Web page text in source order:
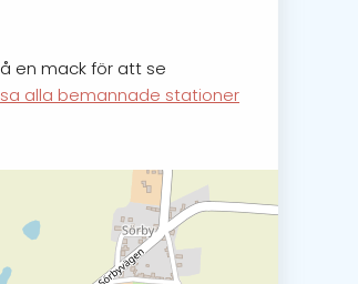
en mack för att se
alla bemannade stationer